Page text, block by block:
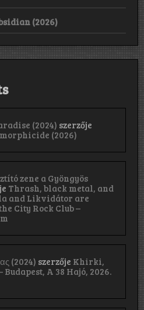
(2026)
(2024) szerzője
(2026)
zene a Gyöngyös
Thrash, black metal, and
and Likvidátor are
City Rock Club –
(2024) szerzője Khirki,
A 38 Hajó, 2026.